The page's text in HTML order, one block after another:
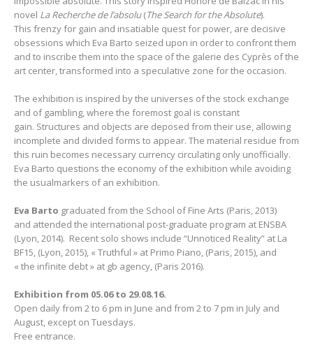
novel La Recherche de l’absolu(The Search for the Absolute).
This frenzy for gain and insatiable quest for power, are decisive
obsessions which Eva Barto seized upon in order to confront them
and to inscribe them into the space of the galerie des Cyprès of the
art center, transformed into a speculative zone for the occasion.
The exhibition is inspired by the universes of the stock exchange
and of gambling, where the foremost goal is constant
gain. Structures and objects are deposed from their use, allowing
incomplete and divided forms to appear. The material residue from
this ruin becomes necessary currency circulating only unofficially.
Eva Barto questions the economy of the exhibition while avoiding
the usualmarkers of an exhibition.
Eva Barto graduated from the School of Fine Arts (Paris, 2013)
and attended the international post-graduate program at ENSBA
(Lyon, 2014). Recent solo shows include “Unnoticed Reality” at La
BF15, (Lyon, 2015), « Truthful » at Primo Piano, (Paris, 2015), and
« the infinite debt » at gb agency, (Paris 2016).
Exhibition from 05.06 to 29.08.16.
Open daily from 2 to 6 pm in June and from 2 to 7 pm in July and
August, except on Tuesdays.
Free entrance.